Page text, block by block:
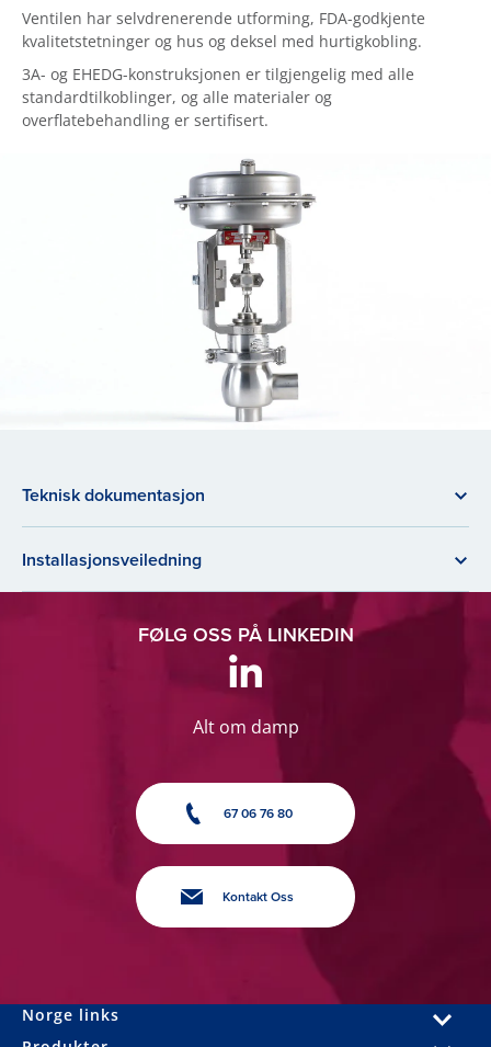
Ventilen har selvdrenerende utforming, FDA-godkjente
kvalitetstetninger og hus og deksel med hurtigkobling.
3A- og EHEDG-konstruksjonen er tilgjengelig med alle
standardtilkoblinger, og alle materialer og
overflatebehandling er sertifisert.
Teknisk dokumentasjon
Installasjonsveiledning
FØLG OSS PÅ LINKEDIN
Alt om damp
67 06 76 80
Kontakt Oss
Norge links